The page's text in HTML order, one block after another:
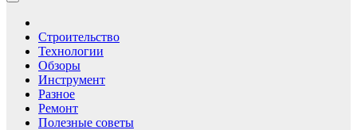
Строительство
Технологии
Обзоры
Инструмент
Разное
Ремонт
Полезные советы